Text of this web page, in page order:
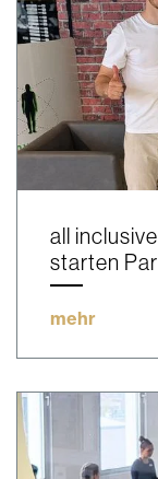
all
starten
mehr